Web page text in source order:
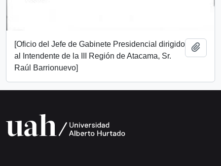
[Oficio del Jefe de Gabinete Presidencial dirigido
al Intendente de la III Región de Atacama, Sr.
Raúl Barrionuevo]